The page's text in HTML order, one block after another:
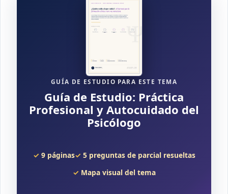
GUÍA DE ESTUDIO PARA ESTE TEMA
Guía de Estudio: Práctica
Profesional y Autocuidado del
Psicólogo
9 páginas
5 preguntas de parcial resueltas
Mapa visual del tema